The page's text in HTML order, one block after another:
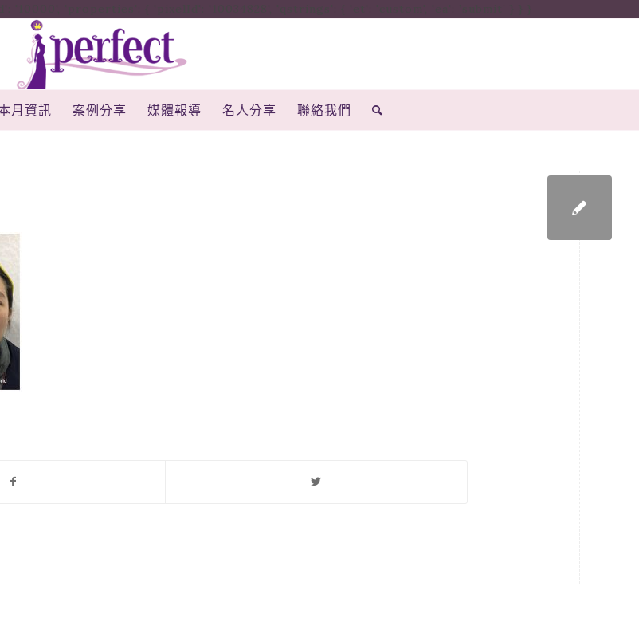
月資訊 案例分享 媒體報導 名人分享 聯絡我們